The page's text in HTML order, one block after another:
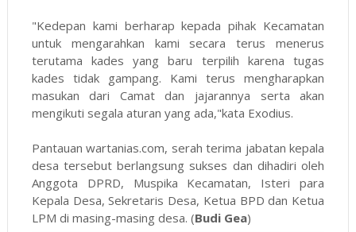
"Kedepan kami berharap kepada pihak Kecamatan
untuk mengarahkan kami secara terus menerus
terutama kades yang baru terpilih karena tugas
kades tidak gampang. Kami terus mengharapkan
masukan dari Camat dan jajarannya serta akan
mengikuti segala aturan yang ada,"kata Exodius.
Pantauan wartanias.com, serah terima jabatan kepala
desa tersebut berlangsung sukses dan dihadiri oleh
Anggota DPRD, Muspika Kecamatan, Isteri para
Kepala Desa, Sekretaris Desa, Ketua BPD dan Ketua
LPM di masing-masing desa. (Budi Gea)